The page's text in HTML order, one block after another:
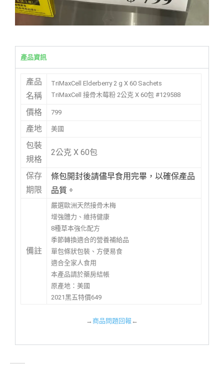
產品資訊
產品
名稱
TriMaxCell Elderberry 2 g X 60 Sachets
TriMaxCell 接骨木莓粉 2公克 X 60包 #129588
價格 799
產地 美國
包裝
規格
2公克 X 60包
保存
期限
條包開封後請儘早食用完畢，以確保產品
品質。
備註
嚴選歐洲天然接骨木梅
增強體力、維持健康
8種草本強化配方
季節轉換適合的營養補給品
單包條狀包裝、方便易食
適合全家人食用
本產品請於藥房結帳
原產地：美國
2021黑五特價649
→ 商品問題回報 ←